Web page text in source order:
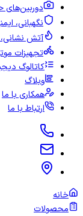
دوربین‌های
نگهبانی،
آتش
تجهیزات
کاتالوگ
وبلاگ
همکاری با ما
ارتباط با ما
خانه
محصولات